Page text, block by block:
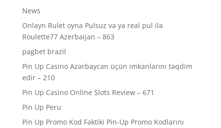
News
Onlayn Rulet oyna Pulsuz və ya real pul ilə
Roulette77 Azerbaijan – 863
pagbet brazil
Pin Up Casino Azərbaycan üçün imkanlarını təqdim
edir – 210
Pin Up Casino Online Slots Review – 671
Pin Up Peru
Pin Up Promo Kod Faktiki Pin-Up Promo Kodlarını